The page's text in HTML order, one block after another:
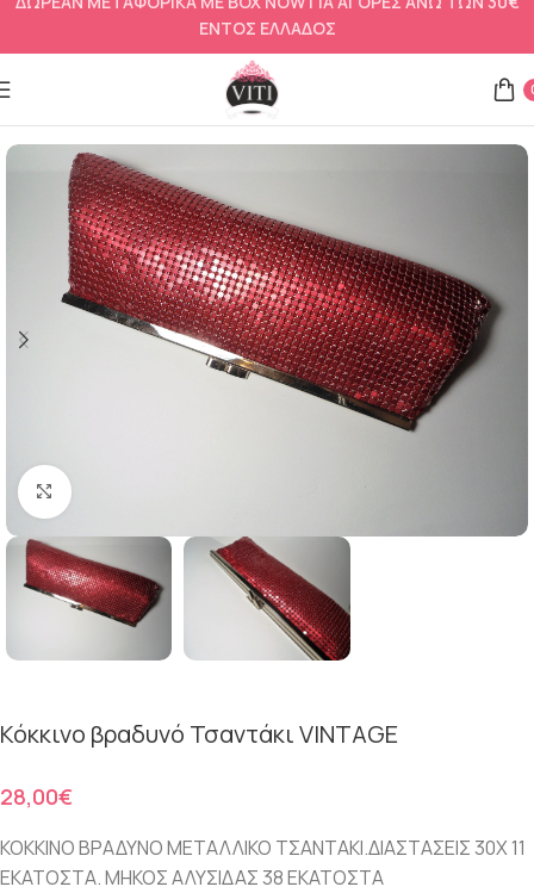
Αρχική σελίδα Βραδινά τσαντάκια και τσάντες
Click to enlarge
Κόκκινο βραδυνό Τσαντάκι VINTAGE
€
ΚΟΚΚΙΝΟ ΒΡΑΔΥΝΟ ΜΕΤΑΛΛΙΚΟ ΤΣΑΝΤΑΚΙ.ΔΙΑΣΤΑΣΕΙΣ 30Χ 11
ΕΚΑΤΟΣΤΑ. ΜΗΚΟΣ ΑΛΥΣΙΔΑΣ 38 ΕΚΑΤΟΣΤΑ
ΕΝΤΟΣ ΕΛΛΑΔΟΣ